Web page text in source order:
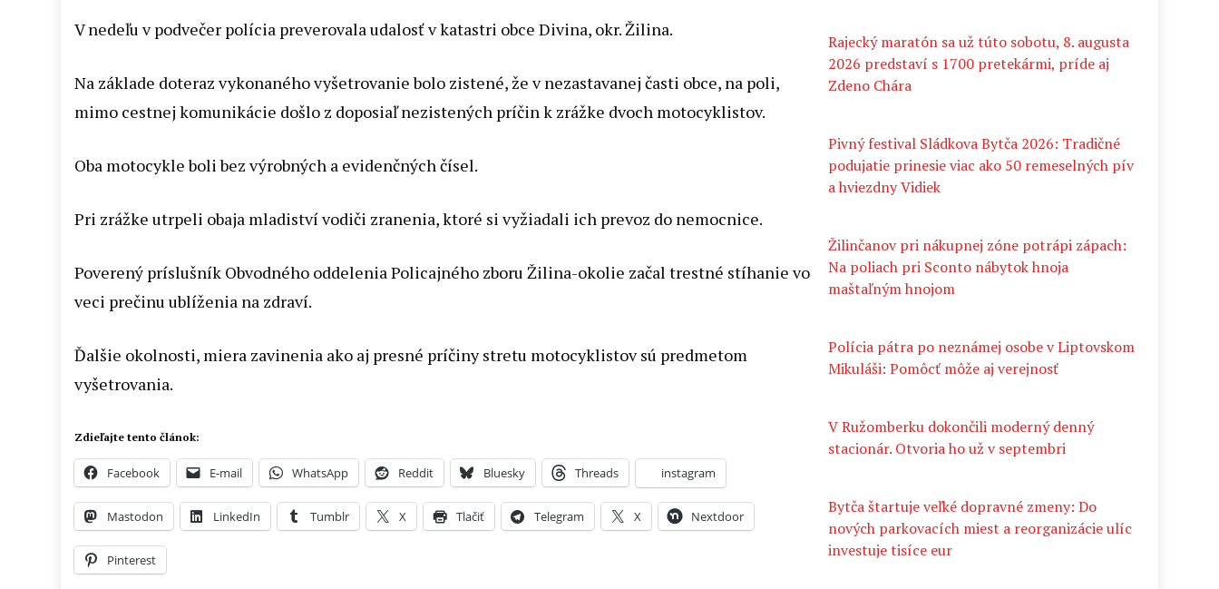
V nedeľu v podvečer polícia preverovala udalosť v katastri obce Divina, okr. Žilina.
Na základe doteraz vykonaného vyšetrovanie bolo zistené, že v nezastavanej časti obce, na poli,
mimo cestnej komunikácie došlo z doposiaľ nezistených príčin k zrážke dvoch motocyklistov.
Oba motocykle boli bez výrobných a evidenčných čísel.
Pri zrážke utrpeli obaja mladiství vodiči zranenia, ktoré si vyžiadali ich prevoz do nemocnice.
Poverený príslušník Obvodného oddelenia Policajného zboru Žilina-okolie začal trestné stíhanie vo
veci prečinu ublíženia na zdraví.
Ďalšie okolnosti, miera zavinenia ako aj presné príčiny stretu motocyklistov sú predmetom
vyšetrovania.
Zdieľajte tento článok:
Facebook E-mail WhatsApp Reddit Bluesky Threads instagram
Mastodon LinkedIn Tumblr X Tlačiť Telegram X Nextdoor
Pinterest
Rajecký maratón sa už túto sobotu, 8. augusta
2026 predstaví s 1700 pretekármi, príde aj
Zdeno Chára
Pivný festival Sládkova Bytča 2026: Tradičné
podujatie prinesie viac ako 50 remeselných pív
a hviezdny Vidiek
Žilinčanov pri nákupnej zóne potrápi zápach:
Na poliach pri Sconto nábytok hnoja
maštaľným hnojom
Polícia pátra po neznámej osobe v Liptovskom
Mikuláši: Pomôcť môže aj verejnosť
V Ružomberku dokončili moderný denný
stacionár. Otvoria ho už v septembri
Bytča štartuje veľké dopravné zmeny: Do
nových parkovacích miest a reorganizácie ulíc
investuje tisíce eur